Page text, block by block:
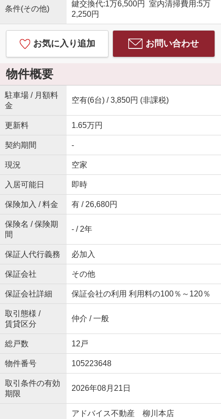
条件(その他)
鍵交換代:1万6,500円 室内清掃費用:5万
2,250円
お気に入り追加 お問い合わせ
物件概要
駐車場 / 月額料
金
空有(6台) / 3,850円 (非課税)
更新料 1.65万円
契約期間 -
現況 空家
入居可能日 即時
保険加入 / 料金 有 / 26,680円
保険名 / 保険期
間
- / 2年
保証人代行義務 必加入
保証会社 その他
保証会社詳細 保証会社の利用 利用料の100％～120％
取引態様 /
賃貸区分
仲介 / 一般
総戸数 12戸
物件番号 105223648
取引条件の有効
期限
2026年08月21日
アドバイス不動産 柳川本店